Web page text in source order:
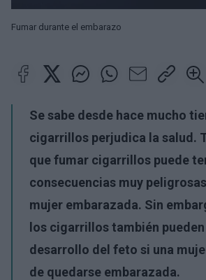
Fumar durante el embarazo
Se sabe desde hace mucho
cigarrillos perjudica la salud.
que fumar cigarrillos puede
consecuencias muy
mujer embarazada. Sin
los cigarrillos también
desarrollo del feto si una
de quedarse embarazada.